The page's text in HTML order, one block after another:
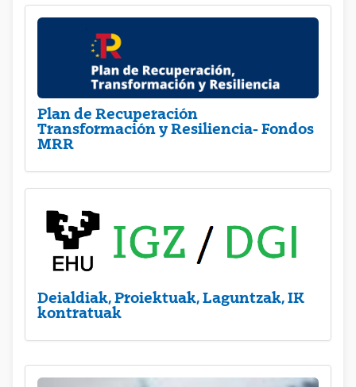
Plan de Recuperación
Transformación y Resiliencia- Fondos
MRR
Deialdiak, Proiektuak, Laguntzak, IK
kontratuak